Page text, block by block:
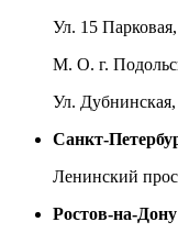
Ул. 15
М. О. г.
Ул. Дубнинская,
Санкт-
Ленинский
Ростов-на-Дону